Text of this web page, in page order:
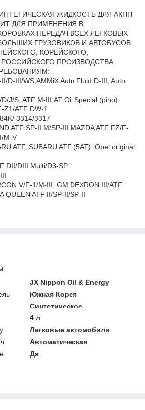
ЖИДКОСТЬ ДЛЯ АКПП
ДЛЯ ПРИМЕНЕНИЯ В
ПЕРЕДАЧ ВСЕХ ЛЕГКОВЫХ
ГРУЗОВИКОВ И АВТОБУСОВ
КОРЕЙСКОГО,
ПРОИЗВОДСТВА.
D-III/WS,AMMiX Auto Fluid D-III, Auto
J/S, ATF M-III,AT Oil Special (pino)
Z1/ATF DW-1
3314/3317
ATF SP-II M/SP-III MAZDA ATF FZ/F-
M-V
ATF, SUBARU ATF (5AT), Opel original
DII/DIII Multi/D3-SP
V/F-1/M-III, GM DEXRON III/ATF
QUEEN ATF II/SP-II/SP-II
JX Nippon Oil & Energy
Южная Корея
Синтетическое
4 л
Легковые автомобили
Автоматическая
Да